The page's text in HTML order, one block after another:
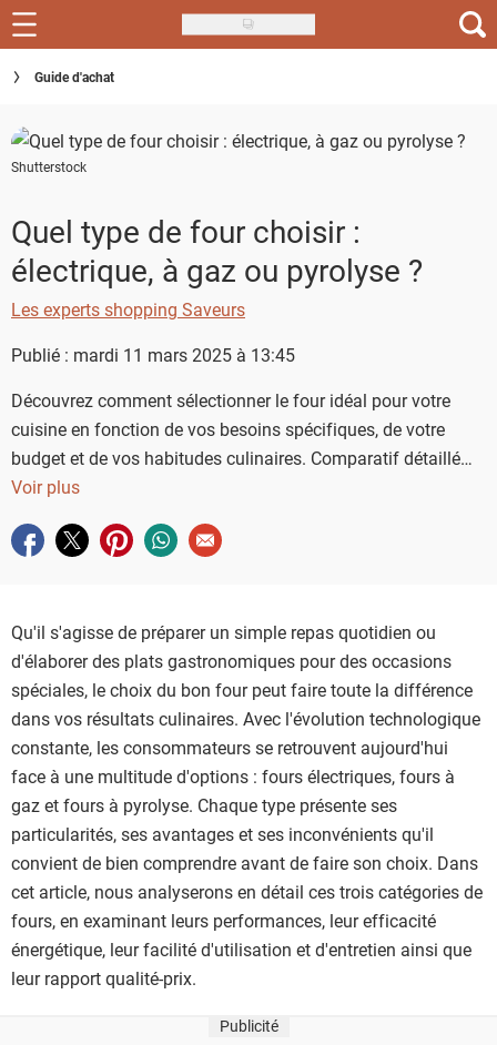
Skip
to
main
Recettes
Inspirations
Conseils
Menu de la semaine
Actus
Téléchargez l'app Saveurs Recettes
Index des recettes
Guide d'achat
Shutterstock
Quel type de four choisir :
électrique, à gaz ou pyrolyse ?
Les experts shopping Saveurs
Publié : mardi 11 mars 2025 à 13:45
Découvrez comment sélectionner le four idéal pour votre
cuisine en fonction de vos besoins spécifiques, de votre
budget et de vos habitudes culinaires. Comparatif détaillé
entre four électrique, à gaz et pyrolyse : avantages,
choix selon vos besoins de cuisson et votre budget.
Voir plus
Partager sur facebook
Partager sur twitter
Partager sur pinterest
Partager sur whatsapp
Envoyer à un ami
Qu'il s'agisse de préparer un simple repas quotidien ou
d'élaborer des plats gastronomiques pour des occasions
spéciales, le choix du bon four peut faire toute la différence
dans vos résultats culinaires. Avec l'évolution technologique
constante, les consommateurs se retrouvent aujourd'hui
face à une multitude d'options : fours électriques, fours à
gaz et fours à pyrolyse. Chaque type présente ses
particularités, ses avantages et ses inconvénients qu'il
convient de bien comprendre avant de faire son choix. Dans
cet article, nous analyserons en détail ces trois catégories de
fours, en examinant leurs performances, leur efficacité
énergétique, leur facilité d'utilisation et d'entretien ainsi que
leur rapport qualité-prix.
Publicité